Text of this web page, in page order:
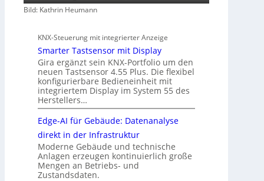
Bild: Kathrin Heumann
KNX-Steuerung mit integrierter Anzeige
Smarter Tastsensor mit Display
Gira ergänzt sein KNX-Portfolio um den
neuen Tastsensor 4.55 Plus. Die flexibel
konfigurierbare Bedieneinheit mit
integriertem Display im System 55 des
Herstellers…
Edge-AI für Gebäude: Datenanalyse
direkt in der Infrastruktur
Moderne Gebäude und technische
Anlagen erzeugen kontinuierlich große
Mengen an Betriebs- und
Zustandsdaten.